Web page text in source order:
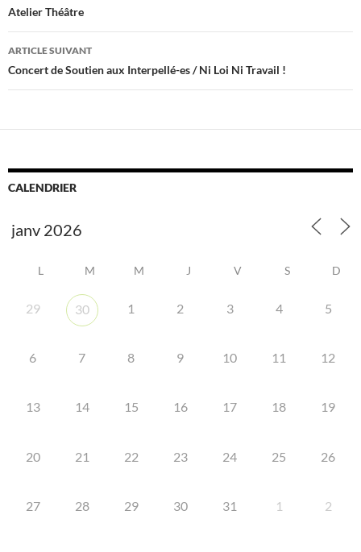
des
articles
Atelier Théâtre
ARTICLE SUIVANT
Concert de Soutien aux Interpellé-es / Ni Loi Ni Travail !
CALENDRIER
L M M J V S D
29 30 1 2 3 4 5
6 7 8 9 10 11 12
13 14 15 16 17 18 19
20 21 22 23 24 25 26
27 28 29 30 31 1 2